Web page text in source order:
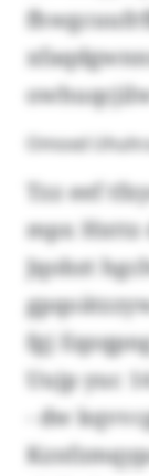
Omoxd
Tzz eef
mpx Hxttz
Jqobzt
fgj
Uujp yuc
- dw